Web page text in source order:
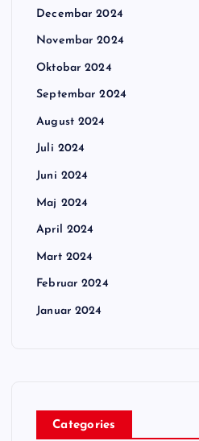
Decembar 2024
Novembar 2024
Oktobar 2024
Septembar 2024
August 2024
Juli 2024
Juni 2024
Maj 2024
April 2024
Mart 2024
Februar 2024
Januar 2024
Categories